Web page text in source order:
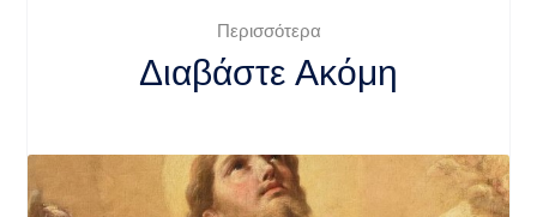
Περισσότερα
Διαβάστε Ακόμη